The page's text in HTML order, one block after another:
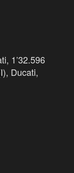
1’32.596
Ducati,